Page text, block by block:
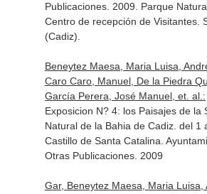
Publicaciones. 2009. Parque
Centro de recepción de Visitantes.
(Cadiz).
Beneytez Maesa, Maria Luisa,
Caro Caro, Manuel, De la Piedra
García Perera, José Manuel, et. al.:
Exposicion N? 4: los Paisajes de la
Natural de la Bahia de Cadiz. del 1
Castillo de Santa Catalina.
Otras Publicaciones. 2009
Gar, Beneytez Maesa, Maria Luisa,